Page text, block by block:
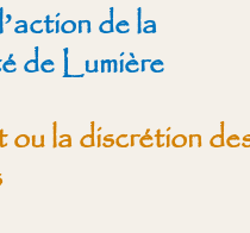
de la
de Lumière
la discrétion